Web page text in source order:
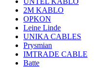
2M KABLO
OPKON
Leine Linde
UNIKA CABLES
Prysmian
IMTRADE CABLE
Batte